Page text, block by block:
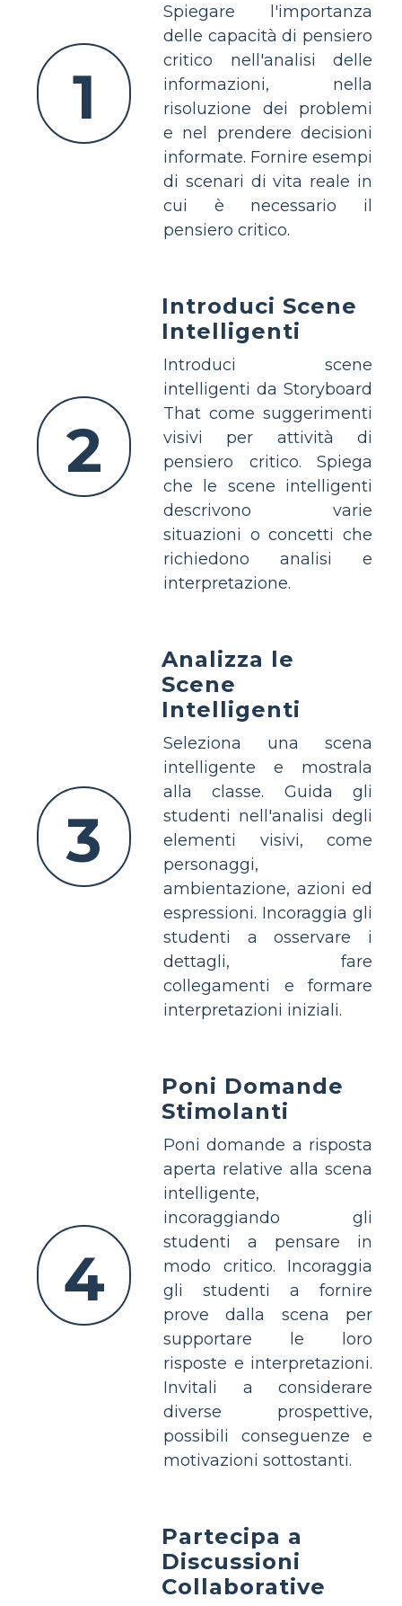
1
Spiegare l'importanza
delle capacità di pensiero
critico nell'analisi delle
informazioni, nella
risoluzione dei problemi
e nel prendere decisioni
informate. Fornire esempi
di scenari di vita reale in
cui è necessario il
pensiero critico.
2
Introduci Scene
Intelligenti
Introduci scene
intelligenti da Storyboard
That come suggerimenti
visivi per attività di
pensiero critico. Spiega
che le scene intelligenti
descrivono varie
situazioni o concetti che
richiedono analisi e
interpretazione.
3
Analizza le
Scene
Intelligenti
Seleziona una scena
intelligente e mostrala
alla classe. Guida gli
studenti nell'analisi degli
elementi visivi, come
personaggi,
ambientazione, azioni ed
espressioni. Incoraggia gli
studenti a osservare i
dettagli, fare
collegamenti e formare
interpretazioni iniziali.
4
Poni Domande
Stimolanti
Poni domande a risposta
aperta relative alla scena
intelligente,
incoraggiando gli
studenti a pensare in
modo critico. Incoraggia
gli studenti a fornire
prove dalla scena per
supportare le loro
risposte e interpretazioni.
Invitali a considerare
diverse prospettive,
possibili conseguenze e
motivazioni sottostanti.
Partecipa a
Discussioni
Collaborative